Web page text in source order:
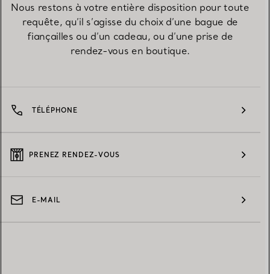
Nous restons à votre entière disposition pour toute
requête, qu’il s’agisse du choix d’une bague de
fiançailles ou d’un cadeau, ou d’une prise de
rendez-vous en boutique.
TÉLÉPHONE
PRENEZ RENDEZ-VOUS
E-MAIL